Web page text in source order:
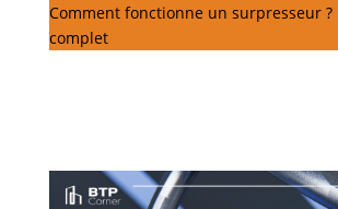
Comment fonctionne un surpresseur
complet